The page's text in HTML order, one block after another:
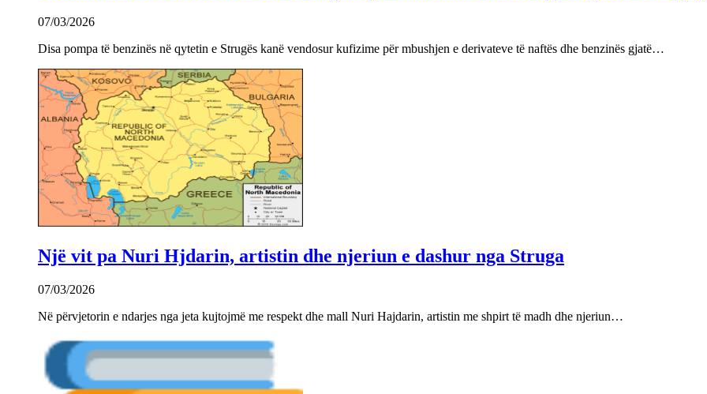
07/03/2026
Disa pompa të benzinës në qytetin e Strugës kanë vendosur kufizime për mbushjen e derivateve të naftës dhe benzinës gjatë…
Një vit pa Nuri Hjdarin, artistin dhe njeriun e dashur nga Struga
07/03/2026
Në përvjetorin e ndarjes nga jeta kujtojmë me respekt dhe mall Nuri Hajdarin, artistin me shpirt të madh dhe njeriun…